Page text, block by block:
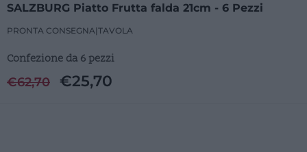
SALZBURG Piatto Frutta falda 21cm - 6 Pezzi
PRONTA CONSEGNA|TAVOLA
Confezione da 6 pezzi
€62,70 €25,70